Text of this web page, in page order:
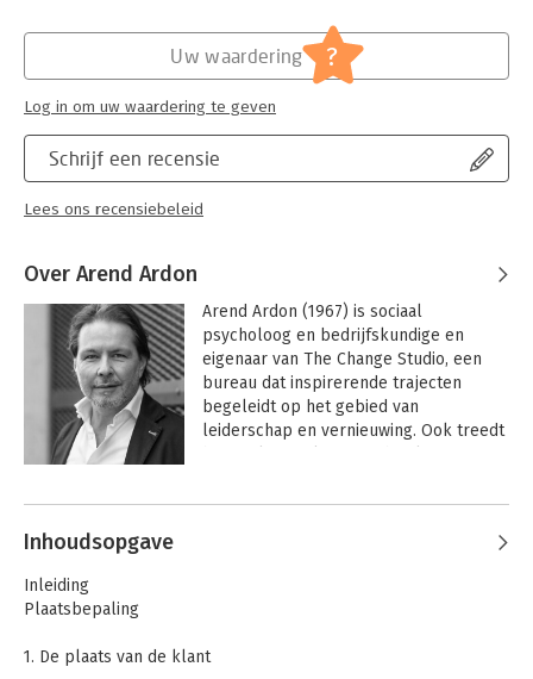
Schrijf een recensie
Lees ons recensiebeleid
Uw waardering ?
Log in om uw waardering te geven
Over Arend Ardon
Arend Ardon (1967) is sociaal
psycholoog en bedrijfskundige en
eigenaar van The Change Studio, een
bureau dat inspirerende trajecten
begeleidt op het gebied van
leiderschap en vernieuwing. Ook treedt
schools verbonden.
promoveerde aan de VU in Amsterdam,
Andere boeken door Arend Ardon
Inhoudsopgave
Inleiding
Plaatsbepaling
1. De plaats van de klant